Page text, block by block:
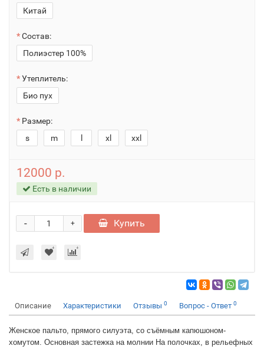
Китай
Состав:
Полиэстер 100%
Утеплитель:
Био пух
Размер:
s
m xl xxl
12000 р.
Есть в наличии
+
- Купить
Описание Характеристики Отзывы 0 Вопрос - Ответ 0
Женское пальто, прямого силуэта, со съёмным капюшоном-
хомутом. Основная застежка на молнии На полочках, в рельефных